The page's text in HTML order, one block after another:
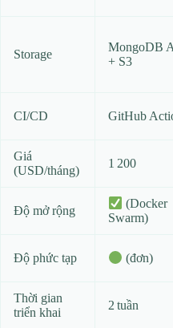
Storage
MongoDB
+ S3
CI/CD GitHub
Giá
(USD/tháng)
1 200
Độ mở rộng
(Docker
Swarm)
Độ phức tạp (đơn)
Thời gian
triển khai
2 tuần